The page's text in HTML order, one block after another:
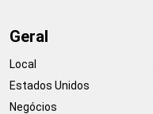
Geral
Local
Estados Unidos
Negócios